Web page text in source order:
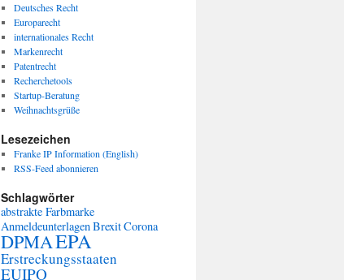
Deutsches Recht
Europarecht
internationales Recht
Markenrecht
Patentrecht
Recherchetools
Startup-Beratung
Weihnachtsgrüße
Lesezeichen
Franke IP Information (English)
RSS-Feed abonnieren
Schlagwörter
abstrakte Farbmarke
AnmeldeunterlagenBrexitCorona
DPMAEPA
Erstreckungsstaaten
EUIPO